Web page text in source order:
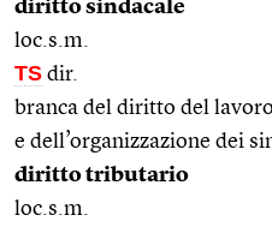
diritto sindacale
loc.s.m.
TS dir.
branca del diritto del
e dell’organizzazione dei
diritto tributario
loc.s.m.